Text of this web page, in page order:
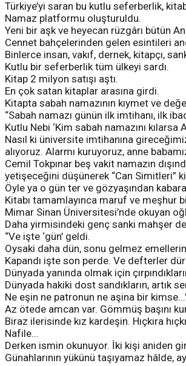
Türkiye’yi saran bu kutlu seferberlik,
Namaz platformu oluşturuldu.
Yeni bir aşk ve heyecan rüzgârı bütün
Cennet bahçelerinden gelen esintileri
Binlerce insan, vakıf, dernek, kitapçı,
Kutlu bir seferberlik tüm ülkeyi sardı.
Kitap 2 milyon satışı aştı.
En çok satan kitaplar arasına girdi.
Kitapta sabah namazının kıymet ve
“Sabah namazı günün ilk imtihanı, ilk
Kutlu Nebi ‘Kim sabah namazını
Nasıl ki üniversite imtihanına
alıyoruz. Alarmı kuruyoruz, anne
Cemil Tokpınar beş vakit namazın
yetişeceğini düşünerek “Can Simitleri”
Öyle ya o gün ter ve gözyaşından
Kitabı tamamlayınca maruf ve meşhur
Mimar Sinan Üniversitesi’nde okuyan
Daha yirmisindeki genç sanki mahşer
“Ve işte ‘gün’ geldi.
Oysaki daha dün, sonu gelmez emellerin
Kapandı işte son perde. Ve defterler
Dünyada yanında olmak için
Dünyada hakiki dost sandıkların, artık
Ne eşin ne patronun ne aşina bir
Az ötede amcan var. Gömmüş başını
Biraz ilerisinde kız kardeşin. Hıçkıra
Nafile...
Derken ismin okunuyor. İki kişi aniden
Günahlarının yükünü taşıyamaz hâlde,